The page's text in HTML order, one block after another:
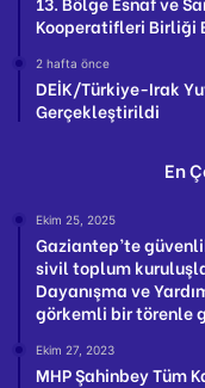
Kooperatifleri Birliği
2 hafta önce
DEİK/Türkiye-Irak
Gerçekleştirildi
En
Ekim 25, 2025
Gaziantep’te
sivil toplum
Dayanışma ve
görkemli bir törenle
Ekim 27, 2023
MHP Şahinbey Tüm